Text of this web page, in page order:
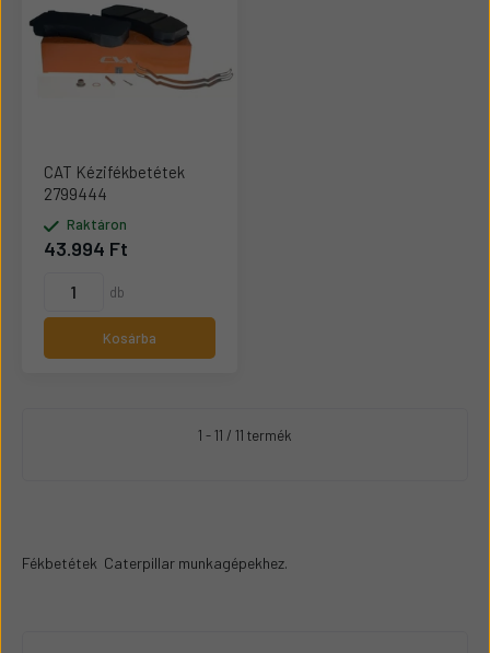
CAT Kézifékbetétek
2799444
Raktáron
43.994 Ft
db
Kosárba
1 - 11 / 11 termék
Fékbetétek Caterpillar munkagépekhez.